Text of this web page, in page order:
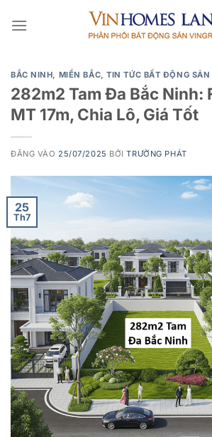
qua
BẮC NINH, MIỀN BẮC,TIN TỨC BẤT ĐỘNG SẢN
282m2 Tam Đa Bắc Ninh:
MT 17m, Chia Lô, Giá Tốt
ĐĂNG VÀO 25/07/2025 BỞITRƯỜNG PHÁT
25
Th7